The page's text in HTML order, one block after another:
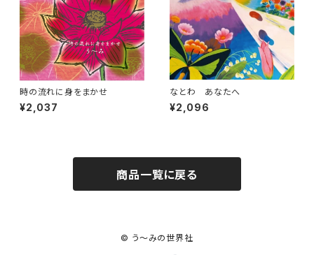
時の流れに身をまかせ
¥2,037
なとわ あなたへ
¥2,096
商品一覧に戻る
© う～みの世界社